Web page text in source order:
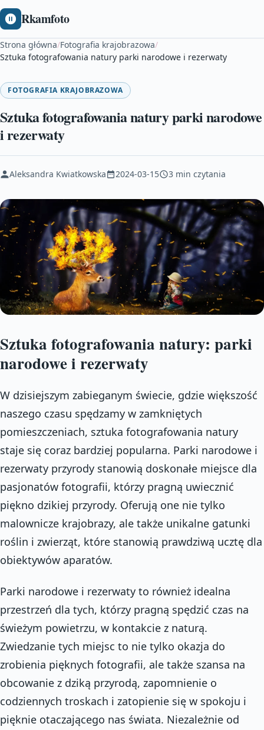
Rkamfoto
Strona główna/Fotografia krajobrazowa/
Sztuka fotografowania natury parki narodowe i rezerwaty
FOTOGRAFIA KRAJOBRAZOWA
Sztuka fotografowania natury parki narodowe
i rezerwaty
Aleksandra Kwiatkowska 2024-03-15 3 min czytania
Sztuka fotografowania natury: parki
narodowe i rezerwaty
W dzisiejszym zabieganym świecie, gdzie większość
naszego czasu spędzamy w zamkniętych
pomieszczeniach, sztuka fotografowania natury
staje się coraz bardziej popularna. Parki narodowe i
rezerwaty przyrody stanowią doskonałe miejsce dla
pasjonatów fotografii, którzy pragną uwiecznić
piękno dzikiej przyrody. Oferują one nie tylko
malownicze krajobrazy, ale także unikalne gatunki
roślin i zwierząt, które stanowią prawdziwą ucztę dla
obiektywów aparatów.
Parki narodowe i rezerwaty to również idealna
przestrzeń dla tych, którzy pragną spędzić czas na
świeżym powietrzu, w kontakcie z naturą.
Zwiedzanie tych miejsc to nie tylko okazja do
zrobienia pięknych fotografii, ale także szansa na
obcowanie z dziką przyrodą, zapomnienie o
codziennych troskach i zatopienie się w spokoju i
pięknie otaczającego nas świata. Niezależnie od